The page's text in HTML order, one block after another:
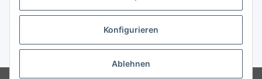
Konfigurieren
Ablehnen
* Alle Preise inkl. gesetzlicher MwSt., zzgl.Versand